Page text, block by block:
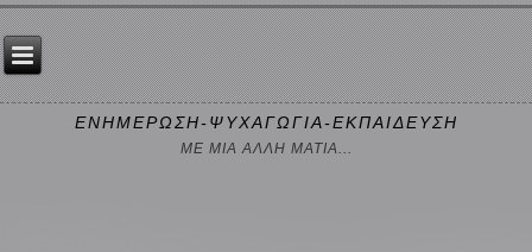
ΕΝΗΜΕΡΩΣΗ-ΨΥΧΑΓΩΓΙΑ-ΕΚΠΑΙΔΕΥΣΗ
ΜΕ ΜΙΑ ΑΛΛΗ ΜΑΤΙΑ...